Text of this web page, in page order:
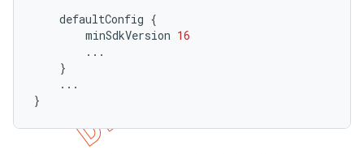
defaultConfig {
minSdkVersion 16
...
}
...
}